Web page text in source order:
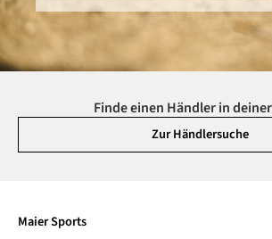
Finde einen Händler in
Zur Händlersuche
Maier Sports